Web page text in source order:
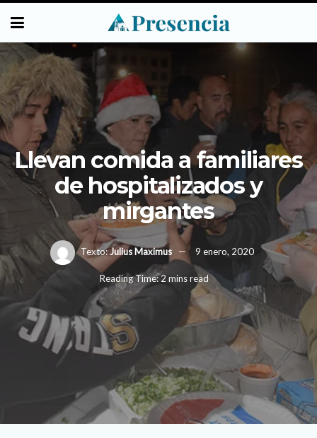
Llevan comida a familiares
de hospitalizados y
mirgantes
Texto:Julius Maximus 9 enero, 2020
Reading Time: 2 mins read